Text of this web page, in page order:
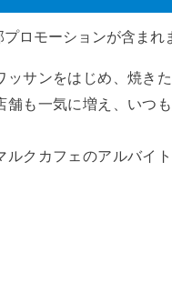
ロモーションが含まれ
ッサンをはじめ、焼き
舗も一気に増え、いつ
ルクカフェのアルバイ